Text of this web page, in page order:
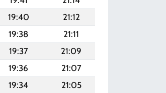
19:40
21:12
19:38
21:11
19:37
21:09
19:36
21:07
19:34
21:05